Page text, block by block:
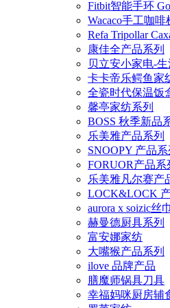
Fitbit智能手环
Wacaco手工咖
Refa Tripollar
康佳全产品系列
贝立安小家电-
卡卡帝乐鳄鱼家
全瓷时代保温饭
馨亭家纺系列
BOSS 秋季新品
乐美雅产品系列
SNOOPY 产品系
FORUOR产品系
乐美雅凡尔赛产
LOCK&LOCK
aurora x soizic丝
赫曼德厨具系列
富安娜家纺
大嘴猴产品系列
ilove 品牌产品
膳魔师锅具刀具
幸福妈咪厨房辅